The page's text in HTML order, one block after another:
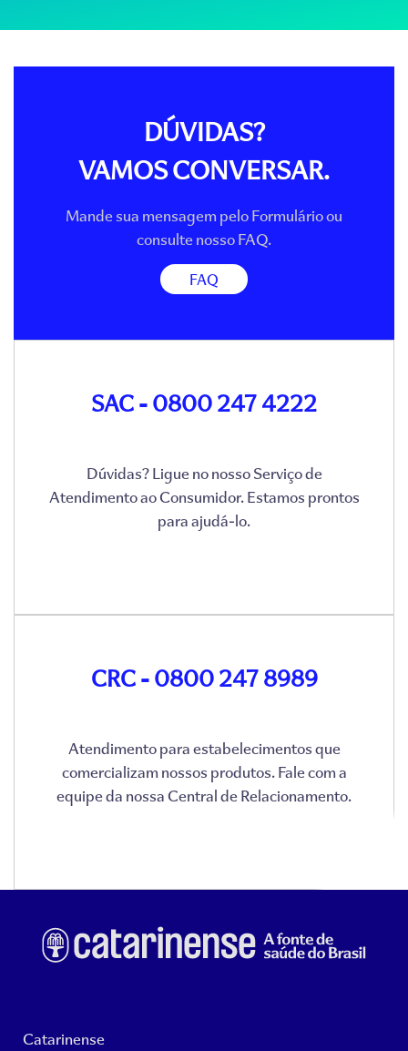
DÚVIDAS?
VAMOS CONVERSAR.
Mande sua mensagem pelo Formulário ou
consulte nosso FAQ.
FAQ
SAC - 0800 247 4222
Dúvidas? Ligue no nosso Serviço de
Atendimento ao Consumidor. Estamos prontos
para ajudá-lo.
CRC - 0800 247 8989
Atendimento para estabelecimentos que
comercializam nossos produtos. Fale com a
equipe da nossa Central de Relacionamento.
Catarinense